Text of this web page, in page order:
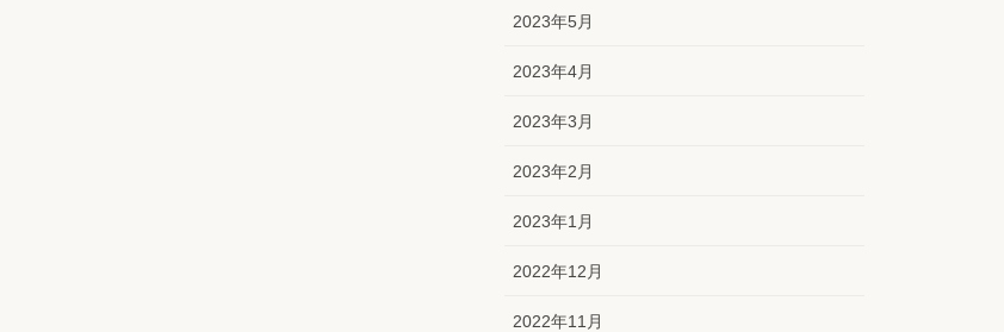
2023年5月
2023年4月
2023年3月
2023年2月
2023年1月
2022年12月
2022年11月